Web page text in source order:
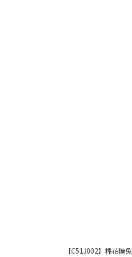
【C51J002】棉花糖